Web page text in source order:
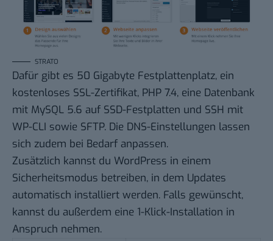
STRATO
Dafür gibt es 50 Gigabyte Festplattenplatz, ein
kostenloses SSL-Zertifikat, PHP 7.4, eine Datenbank
mit MySQL 5.6 auf SSD-Festplatten und SSH mit
WP-CLI sowie SFTP. Die DNS-Einstellungen lassen
sich zudem bei Bedarf anpassen.
Zusätzlich kannst du WordPress in einem
Sicherheitsmodus betreiben, in dem Updates
automatisch installiert werden. Falls gewünscht,
kannst du außerdem eine 1-Klick-Installation in
Anspruch nehmen.